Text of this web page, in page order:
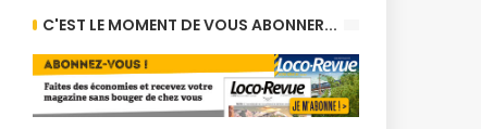
C'EST LE MOMENT DE VOUS ABONNER...